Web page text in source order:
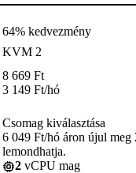
64% kedvezmény
KVM 2
8 669 Ft
3 149 Ft/hó
Csomag kiválasztása
6 049 Ft/hó áron újul
lemondhatja.
2 vCPU mag